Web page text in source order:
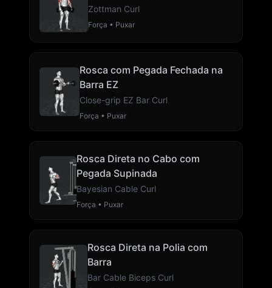
Zottman Curl
Força • Puxar
Rosca com Pegada Fechada na
Barra EZ
Close-grip EZ Bar Curl
Força • Puxar
Rosca Direta no Cabo com
Pegada Supinada
Bayesian Cable Curl
Força • Puxar
Rosca Direta na Polia com
Barra
Bar Cable Biceps Curl